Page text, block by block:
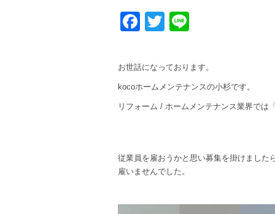
Facebook
Twitter
お世話になっております。
kocoホームメンテナンスの小杉です。
リフォーム / ホームメンテナンス業界では
従業員を雇おうかと思い募集を掛けました
雇いませんでした。